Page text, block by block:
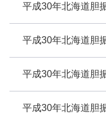
平成30年北海道胆
平成30年北海道胆
平成30年北海道胆
平成30年北海道胆